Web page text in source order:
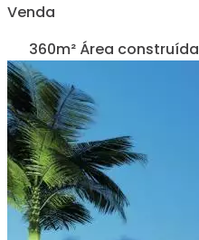
Venda
360m² Área construída